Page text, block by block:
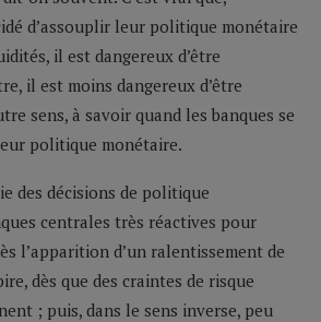
d’assouplir leur politique monétaire
il est dangereux d’être
il est moins dangereux d’être
sens, à savoir quand les banques se
politique monétaire.
des décisions de politique
centrales très réactives pour
l’apparition d’un ralentissement de
dès que des craintes de risque
; puis, dans le sens inverse, peu